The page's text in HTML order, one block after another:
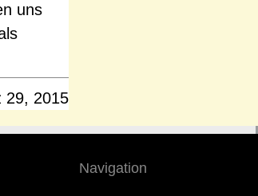
uns
29, 2015
Navigation